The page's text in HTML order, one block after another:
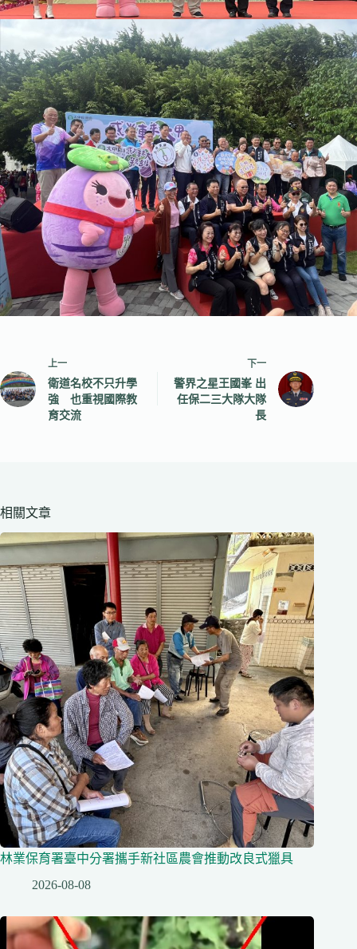
上一
衛道名校不只升學
強 也重視國際教
育交流
下一
警界之星王國峯 出
任保二三大隊大隊
長
相關文章
林業保育署臺中分署攜手新社區農會推動改良式獵具
2026-08-08